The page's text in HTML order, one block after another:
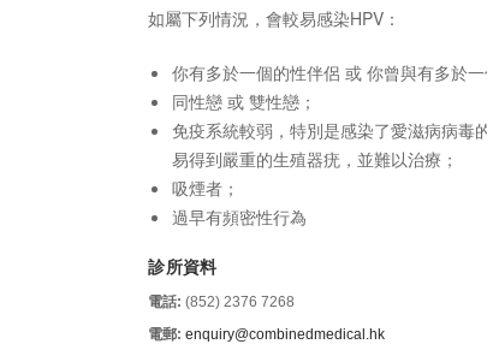
如屬下列情況，會較易感染HPV：
你有多於一個的性伴侶 或 你曾與有多於
同性戀 或 雙性戀；
免疫系統較弱，特別是感染了愛滋病病毒
易得到嚴重的生殖器疣，並難以治療；
吸煙者；
過早有頻密性行為
診所資料
電話:(852) 2376 7268
電郵:enquiry@combinedmedical.hk